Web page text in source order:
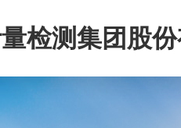
检测集团股